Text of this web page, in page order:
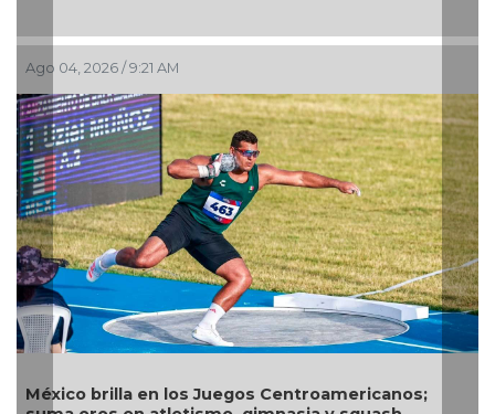
Ago 04, 2026 / 9:21 AM
México brilla en los Juegos Centroamericanos;